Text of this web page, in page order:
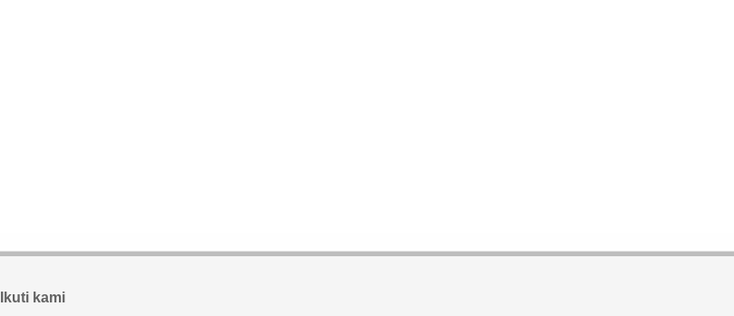
Ikuti kami